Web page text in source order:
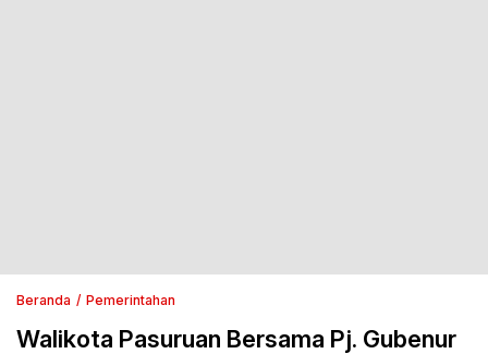
Beranda Pemerintahan
Walikota Pasuruan Bersama Pj. Gubenur